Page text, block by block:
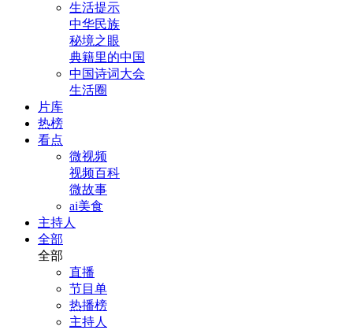
生活提示
中华民族
秘境之眼
典籍里的中国
中国诗词大会
生活圈
片库
热榜
看点
微视频
视频百科
微故事
ai美食
主持人
全部
全部
直播
节目单
热播榜
主持人